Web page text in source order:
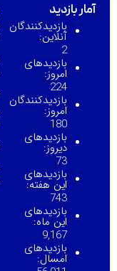
آمار بازدید
بازدیدکنندگان
آنلاین:
2
بازدیدهای
امروز:
224
بازدیدکنندگان
امروز:
180
بازدیدهای
دیروز:
73
بازدیدهای
این هفته:
743
بازدیدهای
این ماه:
9,167
بازدیدهای
امسال: